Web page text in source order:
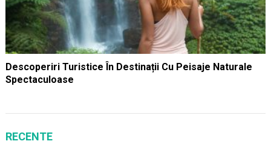
Descoperiri Turistice În Destinații Cu Peisaje Naturale
Spectaculoase
RECENTE